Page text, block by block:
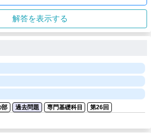
解答を表示する
部 過去問題 専門基礎科目 第26回